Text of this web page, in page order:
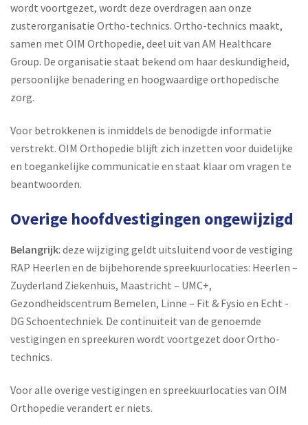
wordt voortgezet, wordt deze overdragen aan onze
zusterorganisatie Ortho-technics. Ortho-technics maakt,
samen met OIM Orthopedie, deel uit van AM Healthcare
Group. De organisatie staat bekend om haar deskundigheid,
persoonlijke benadering en hoogwaardige orthopedische
zorg.
Voor betrokkenen is inmiddels de benodigde informatie
verstrekt. OIM Orthopedie blijft zich inzetten voor duidelijke
en toegankelijke communicatie en staat klaar om vragen te
beantwoorden.
Overige hoofdvestigingen ongewijzigd
Belangrijk: deze wijziging geldt uitsluitend voor de vestiging
RAP Heerlen en de bijbehorende spreekuurlocaties: Heerlen –
Zuyderland Ziekenhuis, Maastricht – UMC+,
Gezondheidscentrum Bemelen, Linne – Fit & Fysio en Echt -
DG Schoentechniek. De continuïteit van de genoemde
vestigingen en spreekuren wordt voortgezet door Ortho-
technics.
Voor alle overige vestigingen en spreekuurlocaties van OIM
Orthopedie verandert er niets.